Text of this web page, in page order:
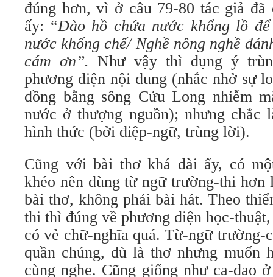
đúng hơn, vì ở câu 79-80 tác giả
ấy: “Đào hồ chứa nước khổng lồ
nước khống chế/ Nghề nông nghề
cám ơn”. Như vậy thì dụng ý
phương diện nội dung (nhắc nhở sự
đồng bằng sông Cửu Long nhiễm
nước ở thượng nguồn); nhưng chắc
hình thức (bởi điệp-ngữ, trùng lời).
Cũng với bài thơ khá dài ấy, có
khéo nên dùng từ ngữ trường-thi
bài thơ, không phải bài hát. Theo
thi thì đúng về phương diện học-
có vẻ chữ-nghĩa quá. Từ-ngữ trường-
quần chúng, dù là thơ nhưng muốn
cùng nghe. Cũng giống như ca-dao